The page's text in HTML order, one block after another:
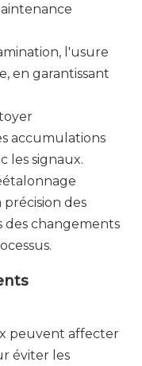
l'usure
en garantissant
accumulations
les signaux.
des
des changements
peuvent affecter
éviter les